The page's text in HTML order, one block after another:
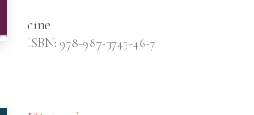
cine
ISBN: 978-987-3743-46-7